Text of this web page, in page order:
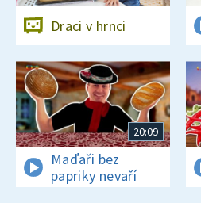
Draci v hrnci
20:09
Maďaři bez
papriky nevaří